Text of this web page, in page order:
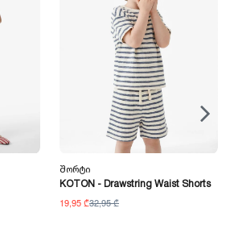
Შორტი
KOTON - Drawstring Waist Shorts
19,95 ₾32,95 ₾